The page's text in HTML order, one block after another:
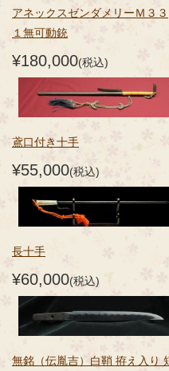
アネックスゼンダメリーＭ３３
１無可動銃
¥180,000(税込)
鳶口付き十手
¥55,000(税込)
長十手
¥60,000(税込)
無銘（伝胤吉）白鞘 拵え入り